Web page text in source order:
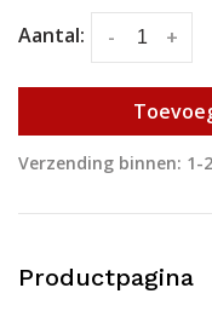
Aantal: +
-
Verzending binnen:
Productpagina